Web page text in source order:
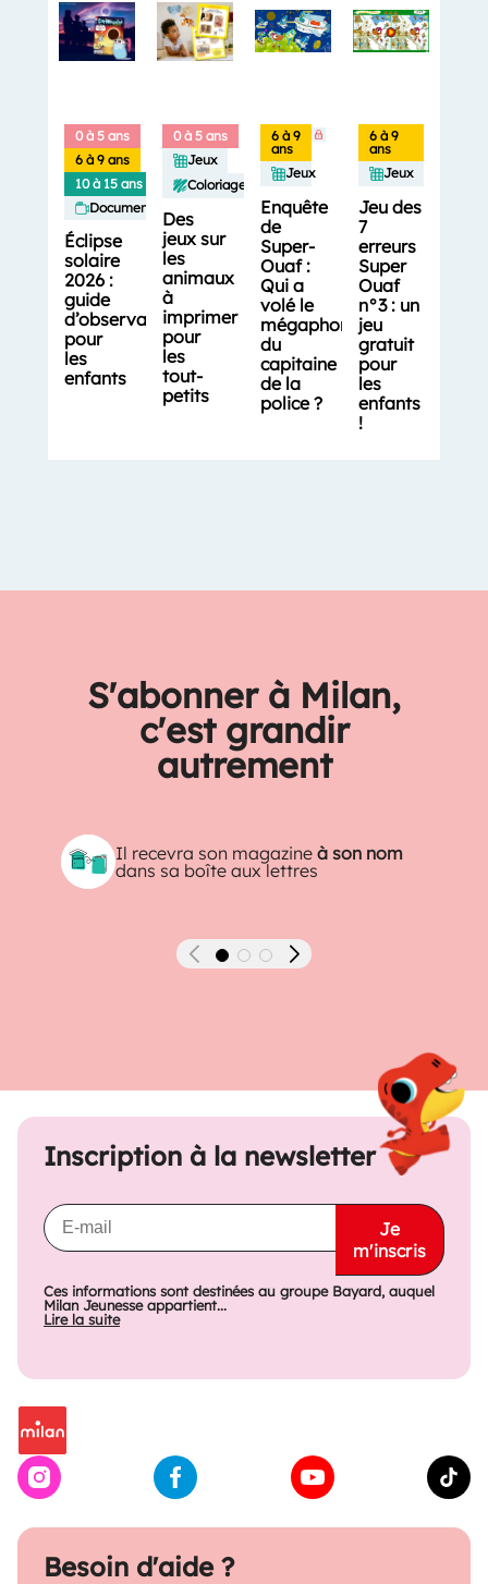
0 à 5 ans
6 à 9 ans
10 à 15 ans
Documentaires
Éclipse
solaire
2026 :
guide
d’observation
pour
les
enfants
0 à 5 ans
Jeux
Coloriages
Des
jeux sur
les
animaux
à
imprimer
pour
les
tout-
petits
6 à 9
ans
Jeux
Enquête
de
Super-
Ouaf :
Qui a
volé le
mégaphone
du
capitaine
de la
police ?
6 à 9
ans
Jeux
Jeu des
7
erreurs
Super
Ouaf
n°3 : un
jeu
gratuit
pour
les
enfants
!
S'abonner à Milan,
c'est grandir
autrement
Il recevra son magazineà son nom
dans sa boîte aux lettres
Précédent Suivant
Besoin d'aide ?
Inscription à la newsletter
Je
m'inscris
Ces informations sont destinées au groupe Bayard, auquel
Milan Jeunesse appartient...
Lire la suite